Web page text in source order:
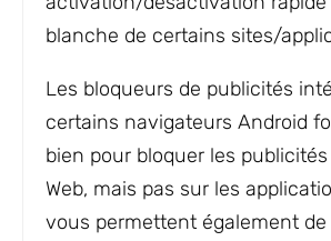
blanche de certains sites/
Les bloqueurs de publicités
certains navigateurs Android
bien pour bloquer les
Web, mais pas sur les
vous permettent également